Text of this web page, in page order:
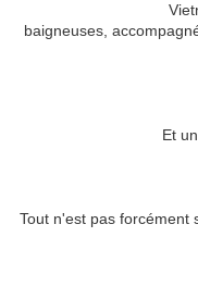
baigneuses,
Et
Tout n'est pas forcément